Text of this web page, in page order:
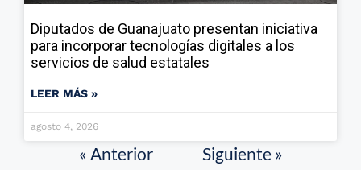
Diputados de Guanajuato presentan iniciativa
para incorporar tecnologías digitales a los
servicios de salud estatales
LEER MÁS »
agosto 4, 2026
« Anterior Siguiente »